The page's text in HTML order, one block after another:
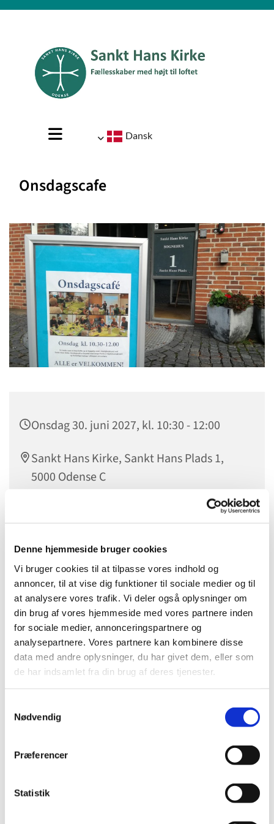
Denne hjemmeside bruger cookies
Vi bruger cookies til at tilpasse vores indhold og
annoncer, til at vise dig funktioner til sociale medier og til
at analysere vores trafik. Vi deler også oplysninger om
din brug af vores hjemmeside med vores partnere inden
for sociale medier, annonceringspartnere og
analysepartnere. Vores partnere kan kombinere disse
data med andre oplysninger, du har givet dem, eller som
de har indsamlet fra din brug af deres tjenester.
Nødvendig
Præferencer
Statistik
Dansk
Onsdagscafe
Onsdag 30. juni 2027, kl. 10:30 - 12:00
Sankt Hans Kirke, Sankt Hans Plads 1,
5000 Odense C
Onsdagscaféen er for alle, der har tid, hver onsdag
formiddag fra kl. 10.30 – 12.00. Vi mødes i Sankt Hans
Kirkens Sognehus, Sankt Hans Plads 1, 5000 Odense C.
Vi mødes over en kop kaffe og en hyggelig snak. Caféen er
krydret med bl.a. sange fra højskolesangbogen og
forskellige indslag i en afslappet atmosfære.